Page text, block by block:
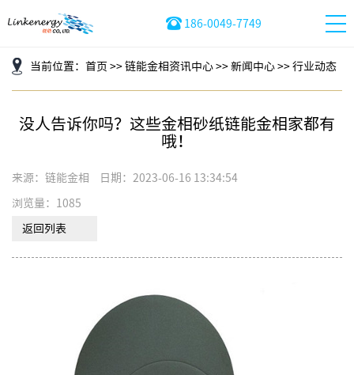
186-0049-7749
当前位置： 首页 >> 链能金相资讯中心 >> 新闻中心 >> 行业动态
没人告诉你吗？这些金相砂纸链能金相家都有
哦！
来源：链能金相 日期：2023-06-16 13:34:54
浏览量：1085
返回列表